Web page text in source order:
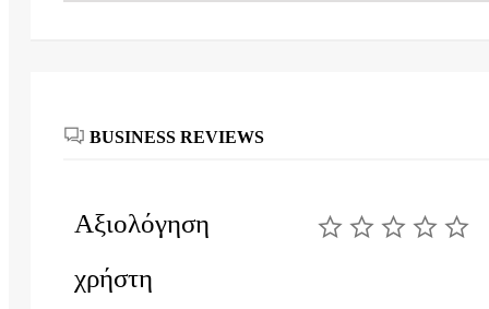
BUSINESS REVIEWS
Αξιολόγηση
χρήστη